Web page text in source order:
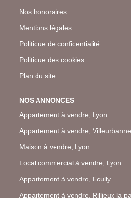
Nos honoraires
Mentions légales
Politique de confidentialité
Politique des cookies
Plan du site
NOS ANNONCES
Appartement à vendre, Lyon
Appartement à vendre, Villeurbanne
Maison à vendre, Lyon
Local commercial à vendre, Lyon
Appartement à vendre, Ecully
Appartement à vendre, Rillieux la